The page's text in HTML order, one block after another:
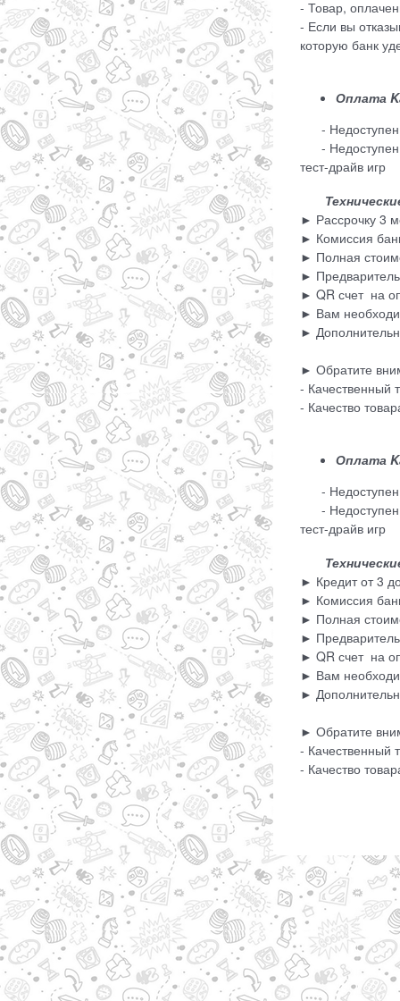
- Товар,
- Если вы
которую банк
Оплата
- Недоступен
- Недоступен
тест-драйв игр
► Рассрочку 3
► Комиссия
► Полная
►
► QR счет на
► Вам
►
► Обратите
- Качественный
- Качество
Оплата
- Недоступен
- Недоступен
тест-драйв игр
► Кредит от 3
► Комиссия
► Полная
►
► QR счет на
► Вам
►
► Обратите
- Качественный
- Качество